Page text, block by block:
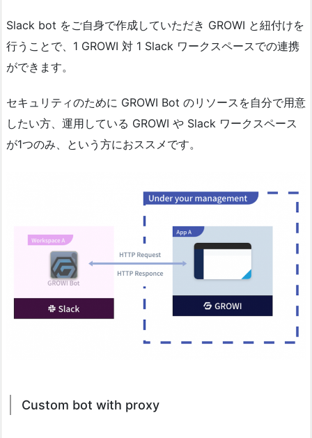
Slack bot をご自身で作成していただき GROWI と紐付けを
行うことで、1 GROWI 対 1 Slack ワークスペースでの連携
ができます。
セキュリティのために GROWI Bot のリソースを自分で用意
したい方、運用している GROWI や Slack ワークスペース
が1つのみ、という方におススメです。
Custom bot with proxy